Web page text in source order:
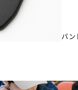
バン